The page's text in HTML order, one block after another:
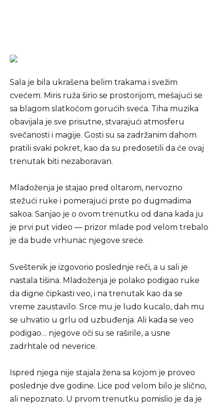
Sala je bila ukrašena belim trakama i svežim
cvećem. Miris ruža širio se prostorijom, mešajući se
sa blagom slatkoćom gorućih sveća. Tiha muzika
obavijala je sve prisutne, stvarajući atmosferu
svečanosti i magije. Gosti su sa zadržanim dahom
pratili svaki pokret, kao da su predosetili da će ovaj
trenutak biti nezaboravan.
Mladoženja je stajao pred oltarom, nervozno
stežući ruke i pomerajući prste po dugmadima
sakoa. Sanjao je o ovom trenutku od dana kada ju
je prvi put video — prizor mlade pod velom trebalo
je da bude vrhunac njegove sreće.
Sveštenik je izgovorio poslednje reči, a u sali je
nastala tišina. Mladoženja je polako podigao ruke
da digne čipkasti veo, i na trenutak kao da se
vreme zaustavilo. Srce mu je ludo kucalo, dah mu
se uhvatio u grlu od uzbuđenja. Ali kada se veo
podigao… njegove oči su se raširile, a usne
zadrhtale od neverice.
Ispred njega nije stajala žena sa kojom je proveo
poslednje dve godine. Lice pod velom bilo je slično,
ali nepoznato. U prvom trenutku pomislio je da je